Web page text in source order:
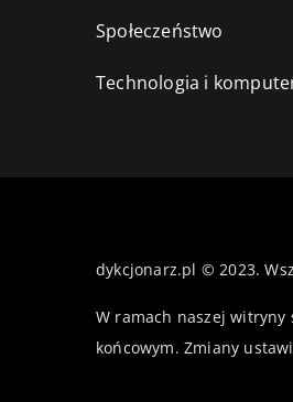
Społeczeństwo
Technologia i
dykcjonarz.pl © 2023.
W ramach naszej witryny
końcowym. Zmiany